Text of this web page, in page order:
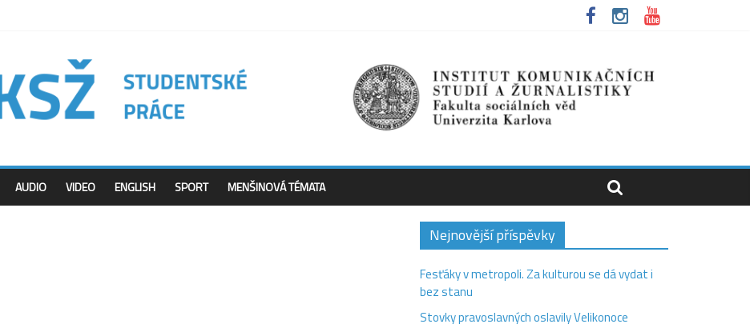
AUDIO VIDEO ENGLISH SPORT MENŠINOVÁ TÉMATA
Nejnovější příspěvky
Fesťáky v metropoli. Za kulturou se dá vydat i
bez stanu
Stovky pravoslavných oslavily Velikonoce